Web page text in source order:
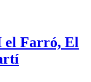
el Farró, El